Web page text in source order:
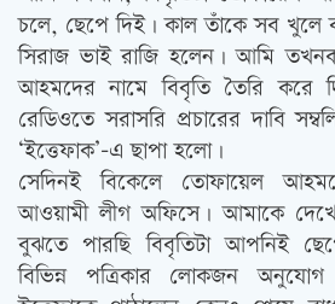
চলে, ছেপে দিই। কাল তাঁকে সব খুলে
সিরাজ ভাই রাজি হলেন। আমি
আহমদের নামে বিবৃতি তৈরি করে
রেডিওতে সরাসরি প্রচারের দাবি
‘ইত্তেফাক’-এ ছাপা হলো।
সেদিনই বিকেলে তোফায়েল
আওয়ামী লীগ অফিসে। আমাকে
বুঝতে পারছি বিবৃতিটা আপনিই
বিভিন্ন পত্রিকার লোকজন